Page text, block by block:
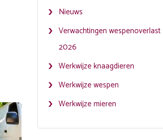
Nieuws
Verwachtingen wespenoverlast
2026
Werkwijze knaagdieren
Werkwijze wespen
Werkwijze mieren